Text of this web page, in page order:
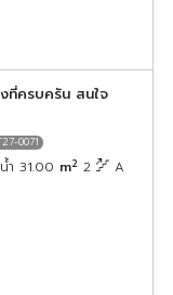
ที่ครบครัน สนใจ
0071
ำ 31.00 m2 2 A